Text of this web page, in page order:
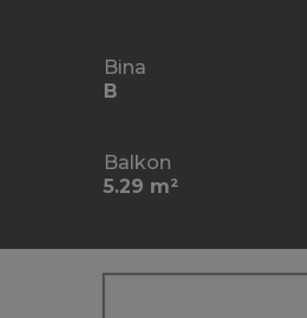
Bina
B
Balkon
5.29 m²